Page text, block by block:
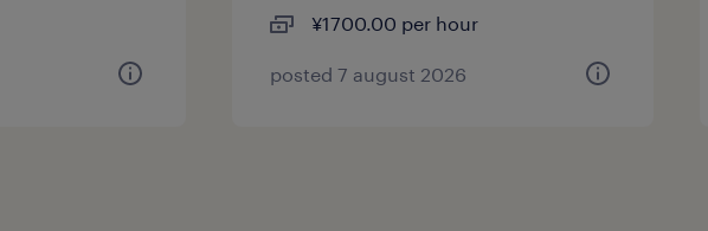
¥1700.00 per hour
posted 7 august 2026